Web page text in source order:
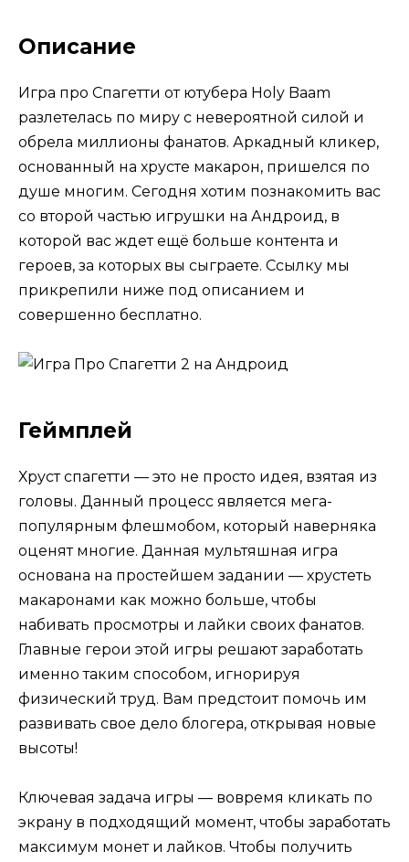
Описание
Игра про Спагетти от ютубера Holy Baam
разлетелась по миру с невероятной силой и
обрела миллионы фанатов. Аркадный кликер,
основанный на хрусте макарон, пришелся по
душе многим. Сегодня хотим познакомить вас
со второй частью игрушки на Андроид, в
которой вас ждет ещё больше контента и
героев, за которых вы сыграете. Ссылку мы
прикрепили ниже под описанием и
совершенно бесплатно.
Геймплей
Хруст спагетти — это не просто идея, взятая из
головы. Данный процесс является мега-
популярным флешмобом, который наверняка
оценят многие. Данная мультяшная игра
основана на простейшем задании — хрустеть
макаронами как можно больше, чтобы
набивать просмотры и лайки своих фанатов.
Главные герои этой игры решают заработать
именно таким способом, игнорируя
физический труд. Вам предстоит помочь им
развивать свое дело блогера, открывая новые
высоты!
Ключевая задача игры — вовремя кликать по
экрану в подходящий момент, чтобы заработать
максимум монет и лайков. Чтобы получить